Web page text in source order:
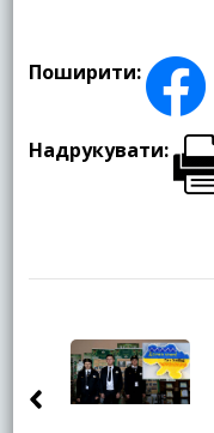
Поширити:
Надрукувати:
по
запису